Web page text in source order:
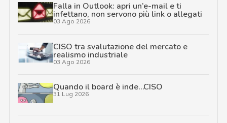
Falla in Outlook: apri un’e-mail e ti
infettano, non servono più link o allegati
03 Ago 2026
CISO tra svalutazione del mercato e
realismo industriale
03 Ago 2026
Quando il board è inde…CISO
31 Lug 2026